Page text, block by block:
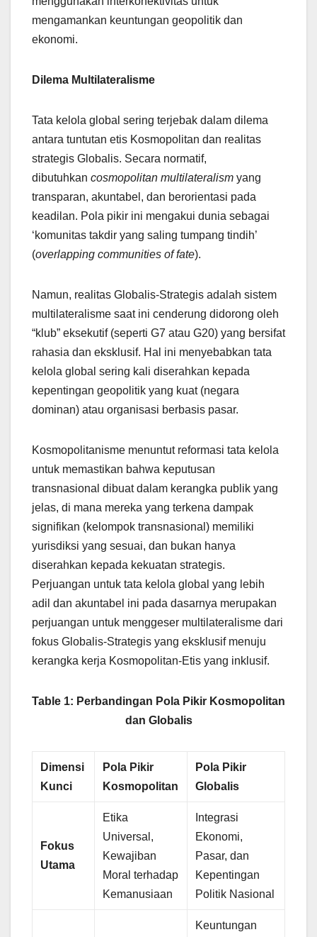
mengamankan keuntungan geopolitik dan
ekonomi.
Dilema Multilateralisme
Tata kelola global sering terjebak dalam dilema
antara tuntutan etis Kosmopolitan dan realitas
strategis Globalis. Secara normatif,
dibutuhkan cosmopolitan multilateralism yang
transparan, akuntabel, dan berorientasi pada
keadilan. Pola pikir ini mengakui dunia sebagai
‘komunitas takdir yang saling tumpang tindih’
(overlapping communities of fate).
Namun, realitas Globalis-Strategis adalah sistem
multilateralisme saat ini cenderung didorong oleh
“klub” eksekutif (seperti G7 atau G20) yang bersifat
rahasia dan eksklusif. Hal ini menyebabkan tata
kelola global sering kali diserahkan kepada
kepentingan geopolitik yang kuat (negara
dominan) atau organisasi berbasis pasar.
Kosmopolitanisme menuntut reformasi tata kelola
untuk memastikan bahwa keputusan
transnasional dibuat dalam kerangka publik yang
jelas, di mana mereka yang terkena dampak
signifikan (kelompok transnasional) memiliki
yurisdiksi yang sesuai, dan bukan hanya
diserahkan kepada kekuatan strategis.
Perjuangan untuk tata kelola global yang lebih
adil dan akuntabel ini pada dasarnya merupakan
perjuangan untuk menggeser multilateralisme dari
fokus Globalis-Strategis yang eksklusif menuju
kerangka kerja Kosmopolitan-Etis yang inklusif.
Table 1: Perbandingan Pola Pikir Kosmopolitan
dan Globalis
Dimensi
Kunci
Pola Pikir
Kosmopolitan
Pola Pikir
Globalis
Fokus
Utama
Etika
Universal,
Kewajiban
Moral terhadap
Kemanusiaan
Integrasi
Ekonomi,
Pasar, dan
Kepentingan
Politik Nasional
Keuntungan